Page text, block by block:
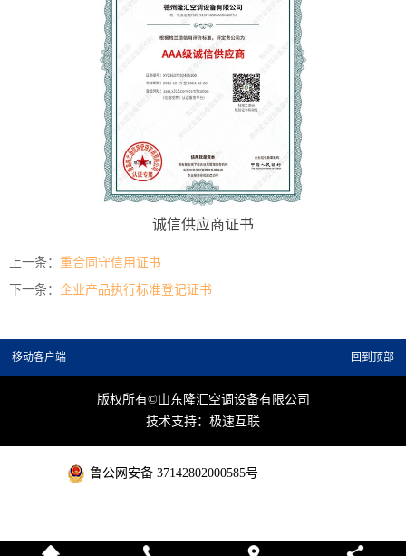
诚信供应商证书
上一条： 重合同守信用证书
下一条： 企业产品执行标准登记证书
移动客户端 回到顶部
版权所有©山东隆汇空调设备有限公司
技术支持：极速互联
鲁公网安备 37142802000585号